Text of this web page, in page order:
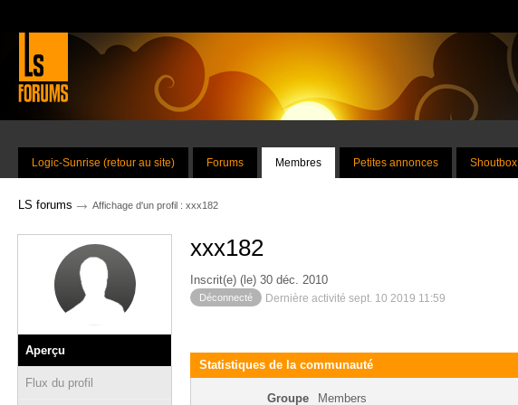
Logic-Sunrise (retour au site) Forums Membres Petites annonces Shoutbox
LS forums → Affichage d'un profil : xxx182
Aperçu
Flux du profil
xxx182
Inscrit(e) (le) 30 déc. 2010
Déconnecté Dernière activité sept. 10 2019 11:59
Statistiques de la communauté
Groupe Members